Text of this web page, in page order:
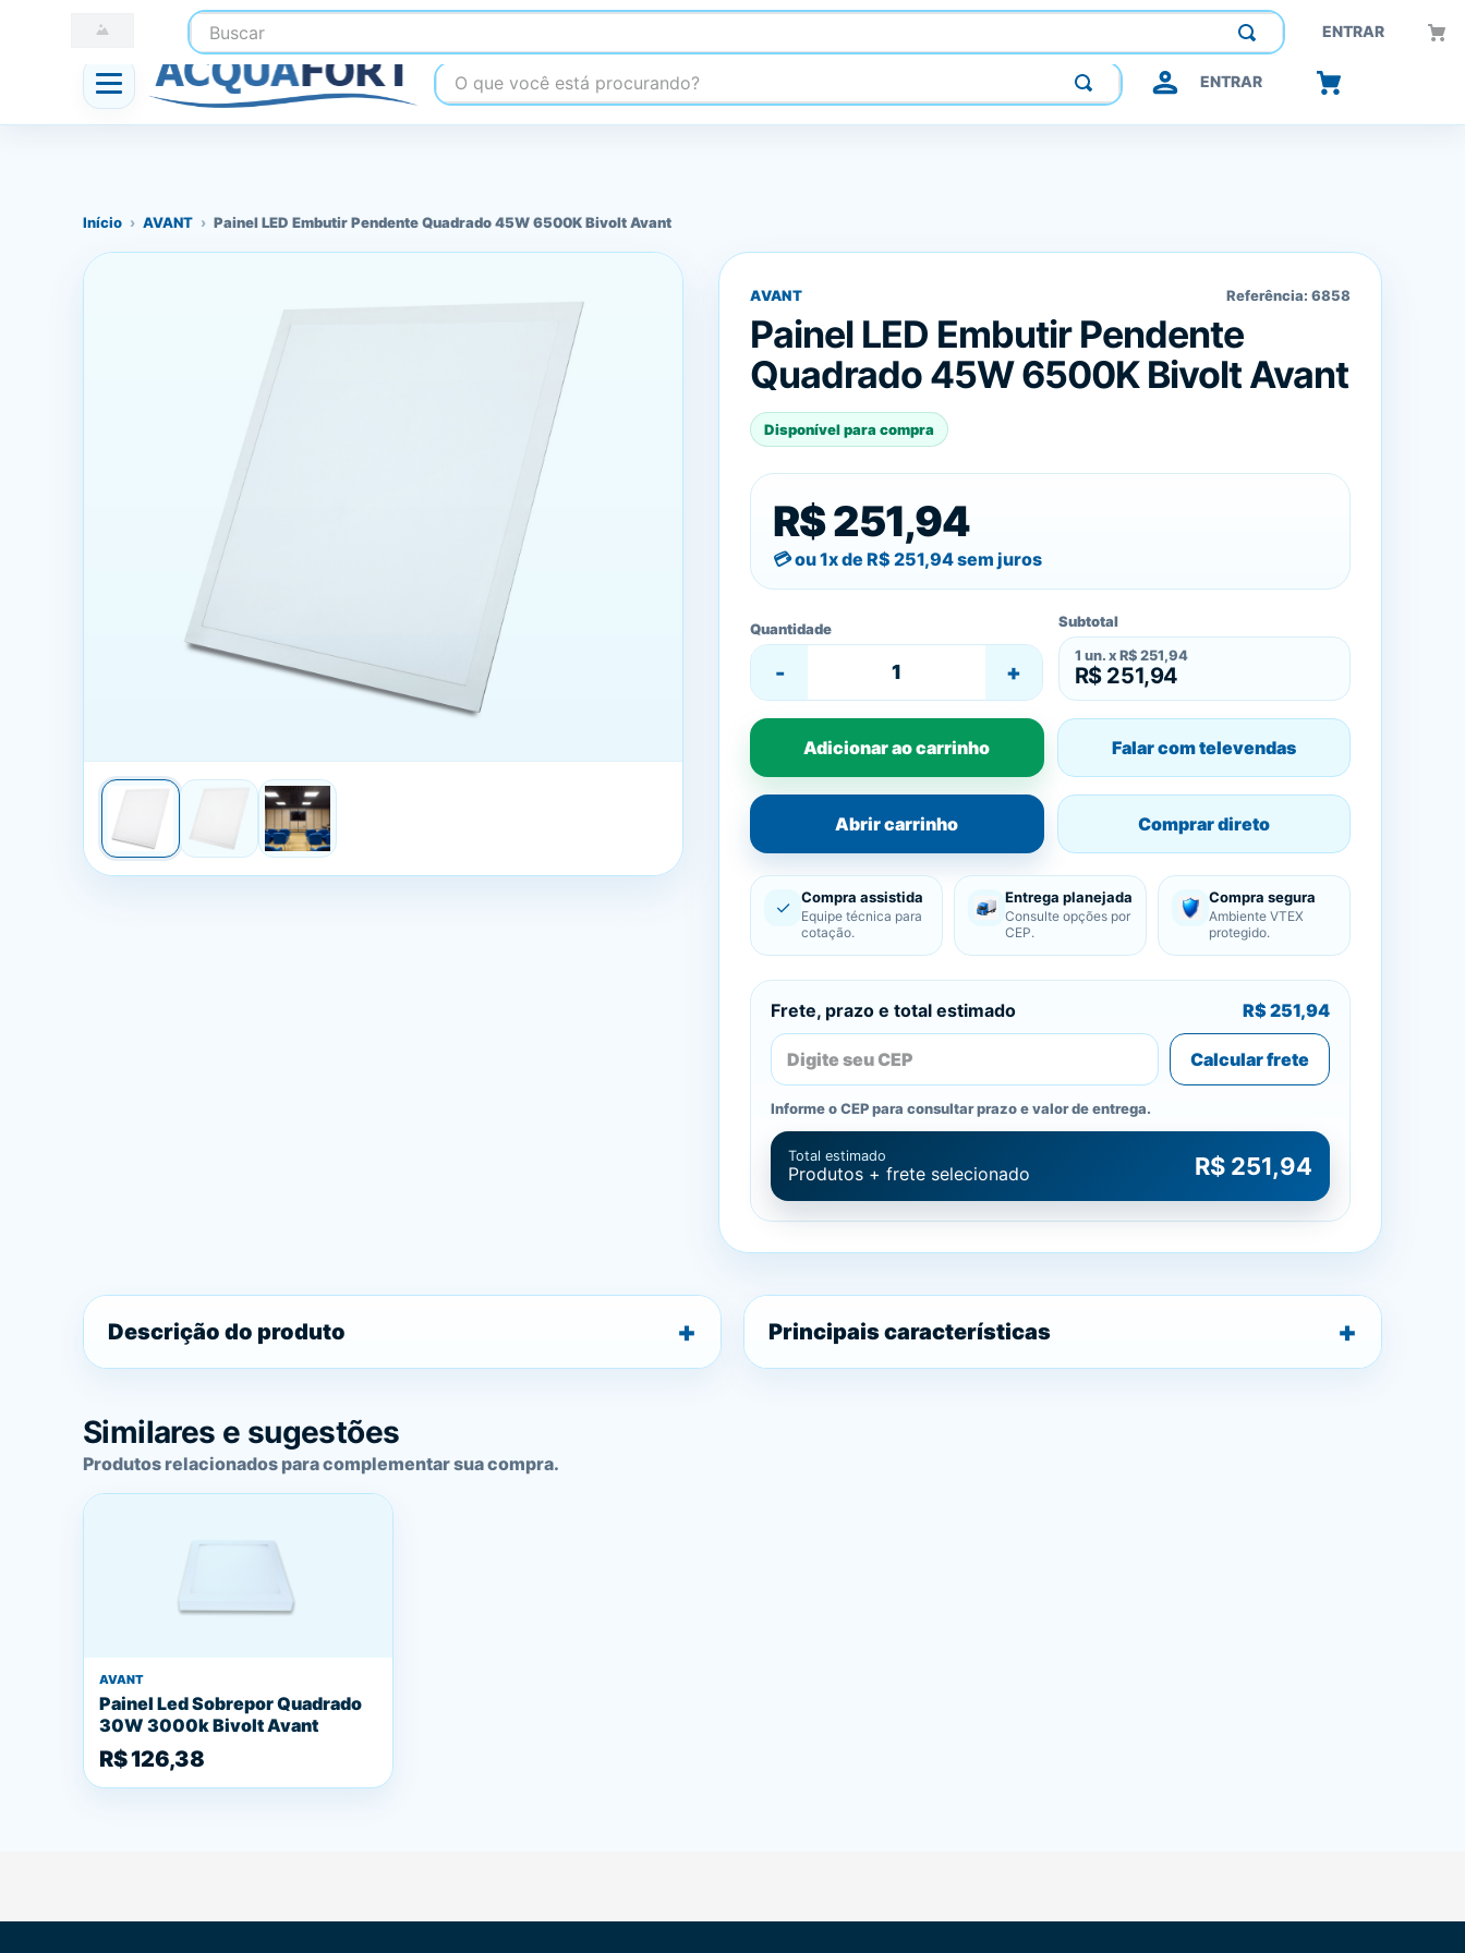
Buscar ENTRAR
☎ (41) 3247-1199 Construindo confiança, inovando o futuro.
O que você está procurando? ENTRAR
Início › AVANT › Painel LED Embutir Pendente Quadrado 45W 6500K Bivolt Avant
AVANT Referência: 6858
Painel LED Embutir Pendente
Quadrado 45W 6500K Bivolt Avant
Disponível para compra
R$ 251,94
ou 1x de R$ 251,94sem juros
Quantidade
- +
Subtotal
1 un. x R$ 251,94
R$ 251,94
Adicionar ao carrinho Falar com televendas
Abrir carrinho Comprar direto
✓ Compra assistida
Equipe técnica para
cotação.
Entrega planejada
Consulte opções por
CEP.
Compra segura
Ambiente VTEX
protegido.
Frete, prazo e total estimado R$ 251,94
Calcular frete
Informe o CEP para consultar prazo e valor de entrega.
Total estimado
Produtos + frete selecionado R$ 251,94
Descrição do produto Principais características
Similares e sugestões
Produtos relacionados para complementar sua compra.
AVANT
Painel Led Sobrepor Quadrado
30W 3000k Bivolt Avant
R$ 126,38